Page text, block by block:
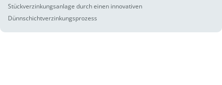
Stückverzinkungsanlage durch einen innovativen
Dünnschichtverzinkungsprozess